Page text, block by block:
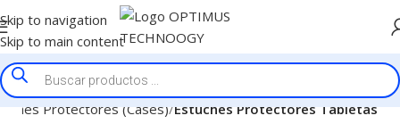
Skip to navigation
Skip to main content
Protectores (Cases) Estuches Protectores Tabletas